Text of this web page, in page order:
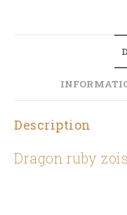
Description
Dragon ruby